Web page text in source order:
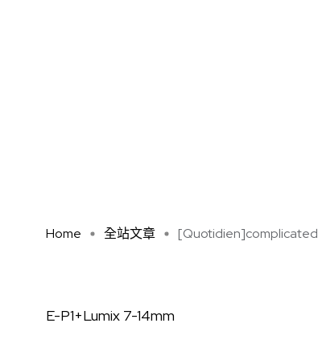
Home 全站文章 [Quotidien]complicated
E-P1+Lumix 7-14mm